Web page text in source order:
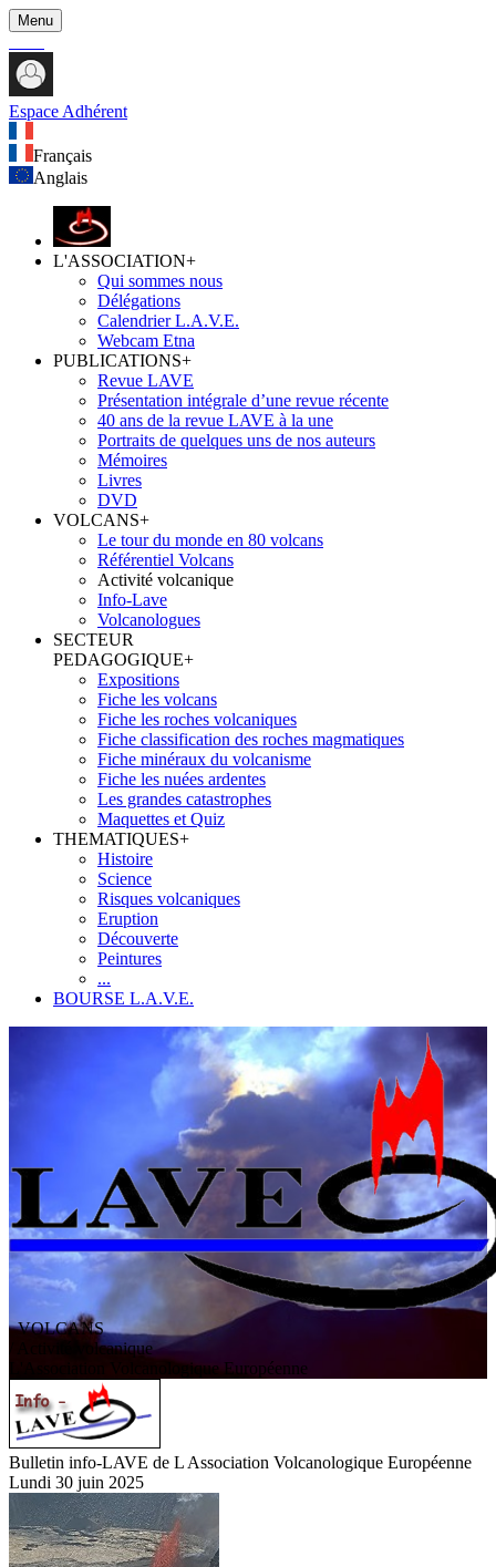
Menu
Espace Adhérent
Français
Anglais
L'ASSOCIATION+
Qui sommes nous
Délégations
Calendrier L.A.V.E.
Webcam Etna
PUBLICATIONS+
Revue LAVE
Présentation intégrale d’une revue récente
40 ans de la revue LAVE à la une
Portraits de quelques uns de nos auteurs
Mémoires
Livres
DVD
VOLCANS+
Le tour du monde en 80 volcans
Référentiel Volcans
Activité volcanique
Info-Lave
Volcanologues
SECTEUR
PEDAGOGIQUE+
Expositions
Fiche les volcans
Fiche les roches volcaniques
Fiche classification des roches magmatiques
Fiche minéraux du volcanisme
Fiche les nuées ardentes
Les grandes catastrophes
Maquettes et Quiz
THEMATIQUES+
Histoire
Science
Risques volcaniques
Eruption
Découverte
Peintures
...
BOURSE L.A.V.E.
VOLCANS
/ Activité volcanique
ssociation V olcanologiqueEuropéenne
Bulletin info-LAVE de L Association Volcanologique Européenne
Lundi 30 juin 2025